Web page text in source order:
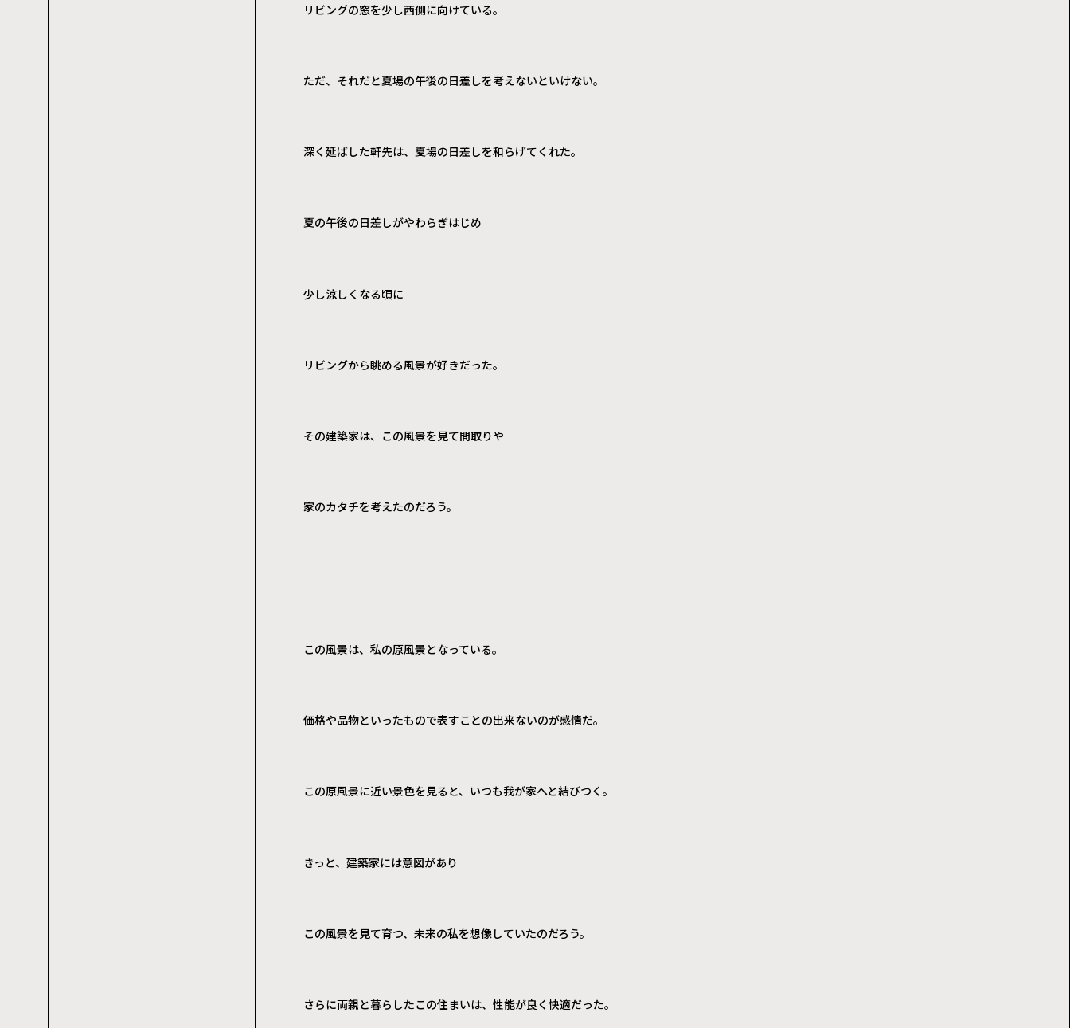
リビングの窓を少し西側に向けている。
ただ、それだと夏場の午後の日差しを考えないといけない。
深く延ばした軒先は、夏場の日差しを和らげてくれた。
夏の午後の日差しがやわらぎはじめ
少し涼しくなる頃に
リビングから眺める風景が好きだった。
その建築家は、この風景を見て間取りや
家のカタチを考えたのだろう。
この風景は、私の原風景となっている。
価格や品物といったもので表すことの出来ないのが感情だ。
この原風景に近い景色を見ると、いつも我が家へと結びつく。
きっと、建築家には意図があり
この風景を見て育つ、未来の私を想像していたのだろう。
さらに両親と暮らしたこの住まいは、性能が良く快適だった。